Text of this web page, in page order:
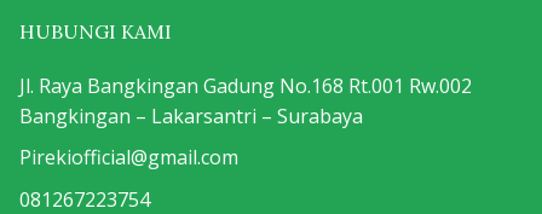
HUBUNGI KAMI
Jl. Raya Bangkingan Gadung No.168 Rt.001 Rw.002
Bangkingan – Lakarsantri – Surabaya
Pirekiofficial@gmail.com
081267223754